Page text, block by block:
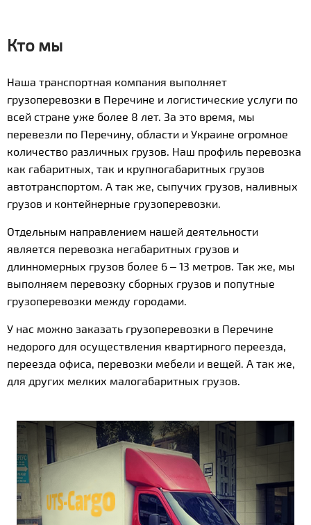
Кто мы
Наша транспортная компания выполняет
грузоперевозки в Перечине и логистические услуги по
всей стране уже более 8 лет. За это время, мы
перевезли по Перечину, области и Украине огромное
количество различных грузов. Наш профиль перевозка
как габаритных, так и крупногабаритных грузов
автотранспортом. А так же, сыпучих грузов, наливных
грузов и контейнерные грузоперевозки.
Отдельным направлением нашей деятельности
является перевозка негабаритных грузов и
длинномерных грузов более 6 – 13 метров. Так же, мы
выполняем перевозку сборных грузов и попутные
грузоперевозки между городами.
У нас можно заказать грузоперевозки в Перечине
недорого для осуществления квартирного переезда,
переезда офиса, перевозки мебели и вещей. А так же,
для других мелких малогабаритных грузов.